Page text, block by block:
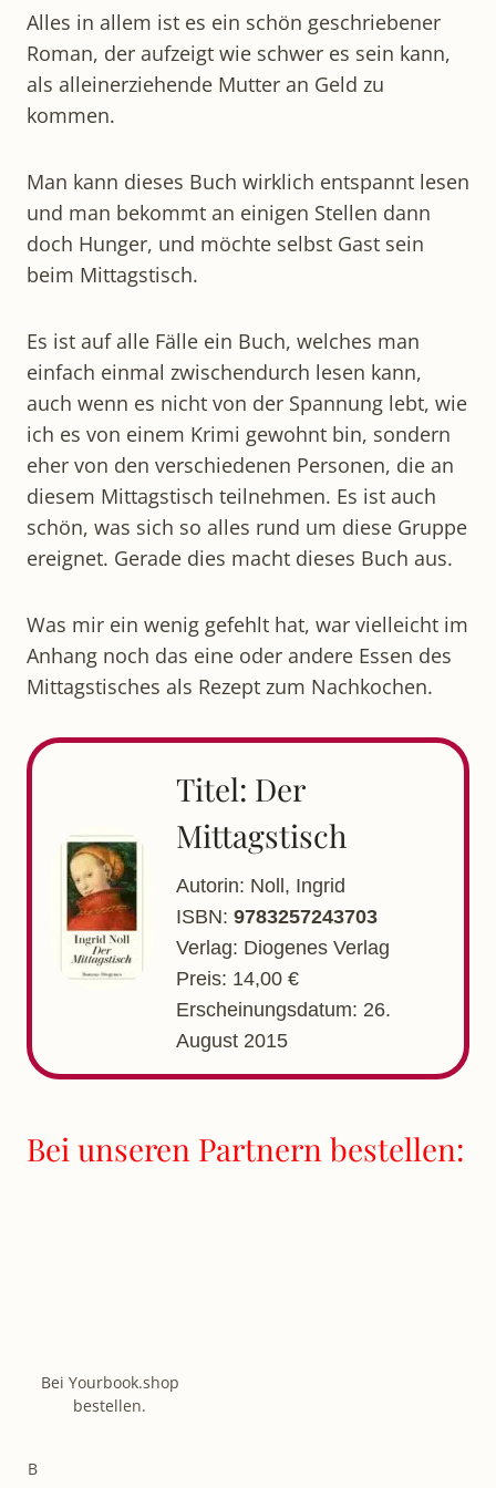
Alles in allem ist es ein schön geschriebener
Roman, der aufzeigt wie schwer es sein kann,
als alleinerziehende Mutter an Geld zu
kommen.
Man kann dieses Buch wirklich entspannt lesen
und man bekommt an einigen Stellen dann
doch Hunger, und möchte selbst Gast sein
beim Mittagstisch.
Es ist auf alle Fälle ein Buch, welches man
einfach einmal zwischendurch lesen kann,
auch wenn es nicht von der Spannung lebt, wie
ich es von einem Krimi gewohnt bin, sondern
eher von den verschiedenen Personen, die an
diesem Mittagstisch teilnehmen. Es ist auch
schön, was sich so alles rund um diese Gruppe
ereignet. Gerade dies macht dieses Buch aus.
Was mir ein wenig gefehlt hat, war vielleicht im
Anhang noch das eine oder andere Essen des
Mittagstisches als Rezept zum Nachkochen.
Titel: Der
Mittagstisch
Autorin: Noll, Ingrid
ISBN: 9783257243703
Verlag: Diogenes Verlag
Preis: 14,00 €
Erscheinungsdatum: 26.
August 2015
Bei unseren Partnern bestellen:
Bei Yourbook.shop
bestellen.
B